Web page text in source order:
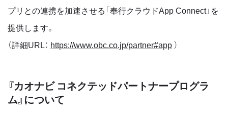
プリとの連携を加速させる「奉行クラウドApp Connect」を
提供します。
（詳細URL： https://www.obc.co.jp/partner#app）
『カオナビ コネクテッドパートナープログラ
ム』について